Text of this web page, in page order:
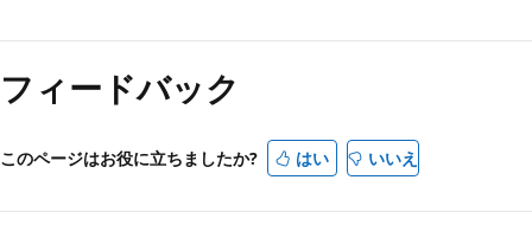
フィードバック
このページはお役に立ちましたか? はい いいえ